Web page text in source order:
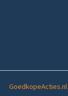
GoedkopeActies.nl